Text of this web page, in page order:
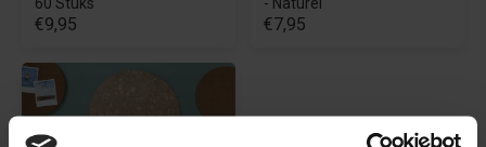
60 Stuks
€9,95
- Naturel
€7,95